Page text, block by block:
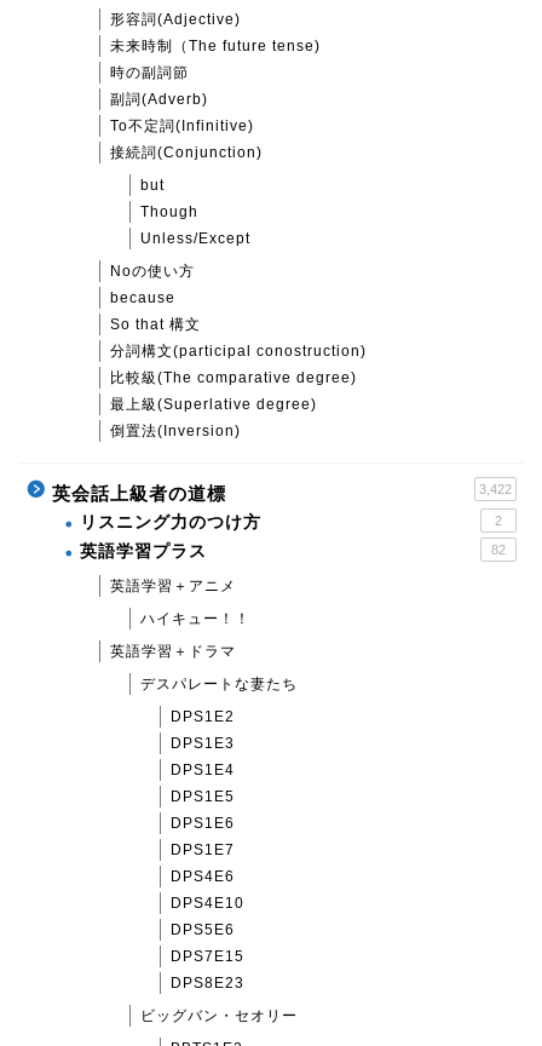
形容詞(Adjective)
未来時制（The future tense)
時の副詞節
副詞(Adverb)
To不定詞(Infinitive)
接続詞(Conjunction)
but
Though
Unless/Except
Noの使い方
because
So that 構文
分詞構文(participal conostruction)
比較級(The comparative degree)
最上級(Superlative degree)
倒置法(Inversion)
英会話上級者の道標 3,422
リスニング力のつけ方 2
英語学習プラス 82
英語学習＋アニメ
ハイキュー！！
英語学習＋ドラマ
デスパレートな妻たち
DPS1E2
DPS1E3
DPS1E4
DPS1E5
DPS1E6
DPS1E7
DPS4E6
DPS4E10
DPS5E6
DPS7E15
DPS8E23
ビッグバン・セオリー